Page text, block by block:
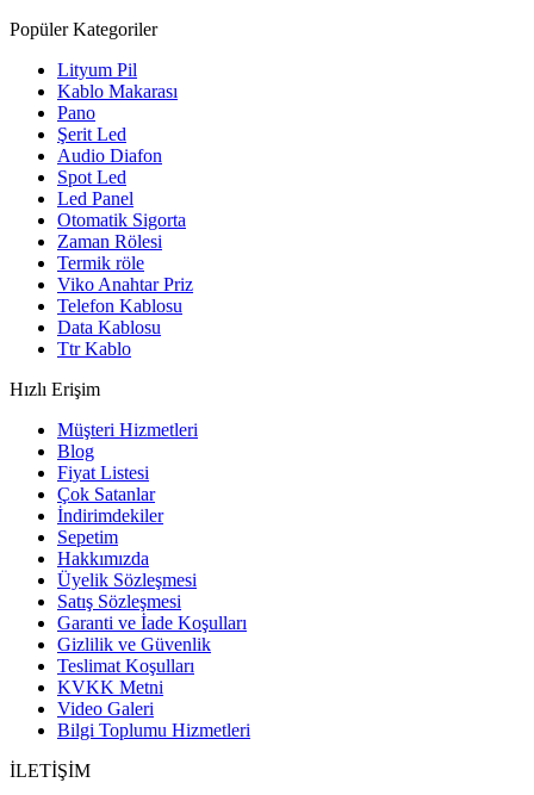
Popüler Kategoriler
Lityum Pil
Kablo Makarası
Pano
Şerit Led
Audio Diafon
Spot Led
Led Panel
Otomatik Sigorta
Zaman Rölesi
Termik röle
Viko Anahtar Priz
Telefon Kablosu
Data Kablosu
Ttr Kablo
Hızlı Erişim
Müşteri Hizmetleri
Blog
Fiyat Listesi
Çok Satanlar
İndirimdekiler
Sepetim
Hakkımızda
Üyelik Sözleşmesi
Satış Sözleşmesi
Garanti ve İade Koşulları
Gizlilik ve Güvenlik
Teslimat Koşulları
KVKK Metni
Video Galeri
Bilgi Toplumu Hizmetleri
İLETİŞİM